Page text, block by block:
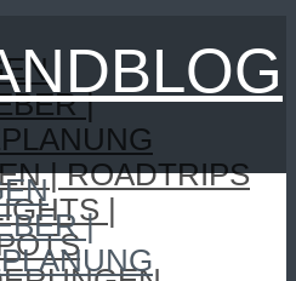
|
| ROADTRIPS
|
|